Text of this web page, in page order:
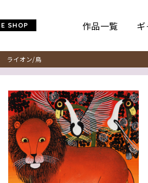
SHOP 作品一覧
ライオン/鳥